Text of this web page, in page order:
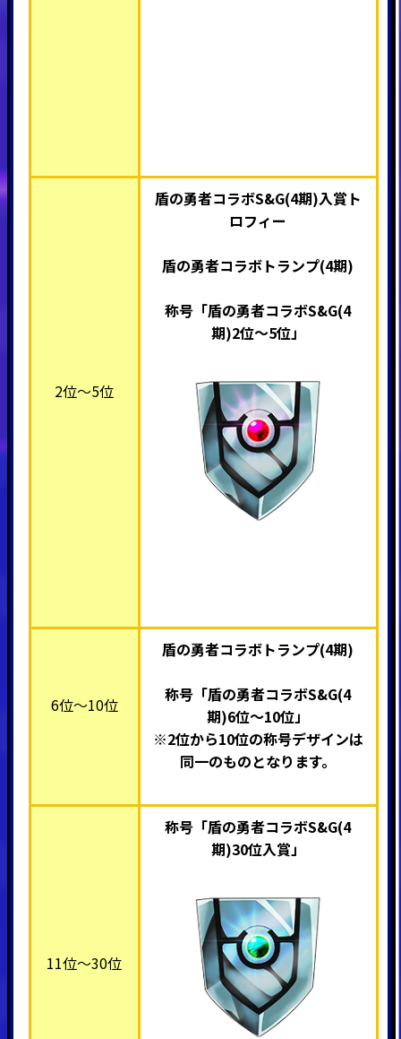
2位～5位
盾の勇者コラボS&G(4期)入賞ト
ロフィー
盾の勇者コラボトランプ(4期)
称号「盾の勇者コラボS&G(4
期)2位～5位」
6位～10位
盾の勇者コラボトランプ(4期)
称号「盾の勇者コラボS&G(4
期)6位～10位」
※2位から10位の称号デザインは
同一のものとなります。
11位～30位
称号「盾の勇者コラボS&G(4
期)30位入賞 」